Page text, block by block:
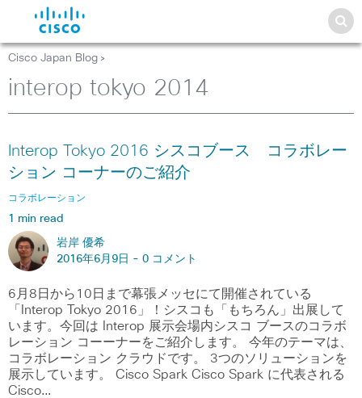
Cisco Japan Blog >
interop tokyo 2014
Interop Tokyo 2016 シスコブース コラボレー
ション コーナーのご紹介
コラボレーション
1 min read
岩岸 優希
2016年6月9日 - 0 コメント
6月8日から10日まで幕張メッセにて開催されている
「Interop Tokyo 2016」！シスコも「もちろん」出展して
います。今回は Interop 展示会場内シスコ ブースのコラボ
レーション コーーナーをご紹介します。 今年のテーマは、
コラボレーション クラウドです。 3つのソリューションを
展示しています。 Cisco Spark Cisco Spark に代表される
Cisco…